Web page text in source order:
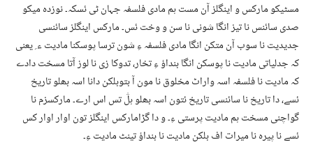
مسٹیکو مارکس و اینگلز آن مست ہم مادی فلسفہ جہان ٹی ئسکہ۔ نوزدہ میکو
صدی سائنس نا تیز انگا شونی نا سن و وخت ئس۔ مارکس اینگلز سائنسی
جدیدیت نا سوب آن متکن انگا مادی فلسفہ ءِ شون ترسا پوسکنا مادیت ء ِ یعنی
کہ جدلیاتی مادیت نا پوسکن انگا بنداؤ ءِ تخار، تدوکا زی نا لوز آتا مسخت دادے
کہ مادیت نا فلسفہ اسہ واراٹ مخلوق نا مون آ بتوبلکن دانا اسہ بھلو تاریخ
ئسے، دا تاریخ نا سائنسی تاریخ ئتون اسہ بھلو ہڷ تس اس ارے۔ مارکسزم نا
گواچنی مسخت ہم مادیت پرستی ءِ۔ و دا گڑامارکس اینگلز تون اوار اوار کس
ئسے نا پیرہ نا میرات اف بلکن مادیت نا بنداؤ تینٹ مادیت ءِ۔